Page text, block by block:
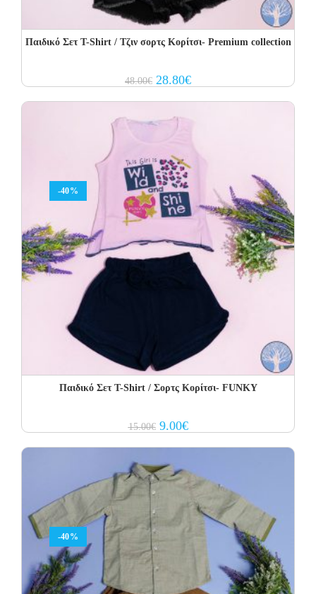
Παιδικό Σετ T-Shirt / Τζιν σορτς Κορίτσι- Premium collection
48.00€ Original
price
28.80€Current
price
-40%
Παιδικό Σετ T-Shirt / Σορτς Κορίτσι- FUNKY
15.00€ Original
price
9.00€Current
price
-40%